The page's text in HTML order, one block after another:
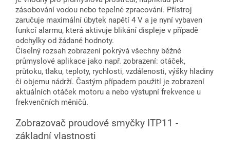
zásobování vodou nebo tepelné zpracování. Přístroj
zaručuje maximální úbytek napětí 4 V a je nyní vybaven
funkcí alarmu, která aktivuje blikání displeje v případě
odchylky od žádané hodnoty.
Číselný rozsah zobrazení pokrývá všechny běžné
průmyslové aplikace jako např. zobrazení: otáček,
průtoku, tlaku, teploty, rychlosti, vzdálenosti, výšky hladiny
či objemu nádrží. Častým případem použití je zobrazení
aktuálních otáček motoru a nebo výstupní frekvence u
frekvenčních měničů.
Zobrazovač proudové smyčky ITP11 -
základní vlastnosti